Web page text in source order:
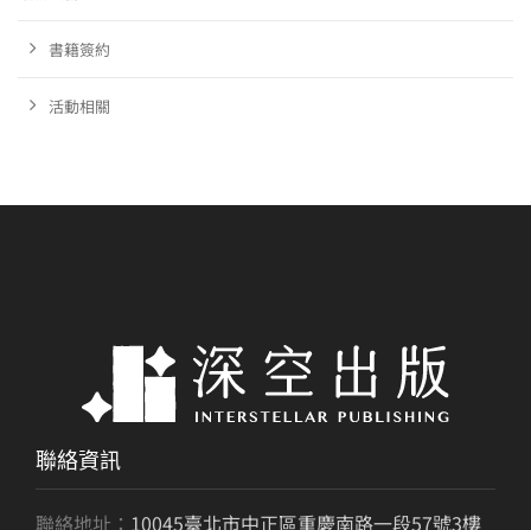
書籍簽約
活動相關
聯絡資訊
聯絡地址： 10045臺北市中正區重慶南路一段57號3樓